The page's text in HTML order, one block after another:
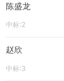
陈盛龙
中标:2
赵欣
中标:3